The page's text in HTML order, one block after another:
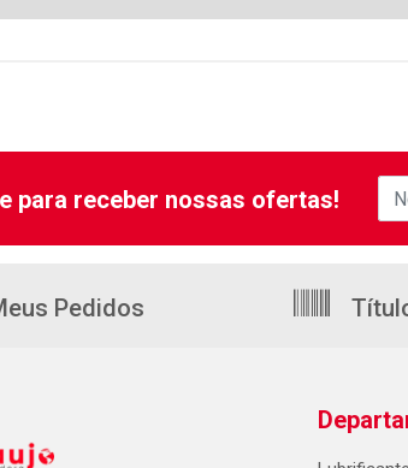
para receber nossas ofertas!
Pedidos